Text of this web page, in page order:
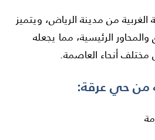
من مدينة الرياض، ويتميز
الرئيسية، مما يجعله
أنحاء العاصمة.
من حي عرقة: